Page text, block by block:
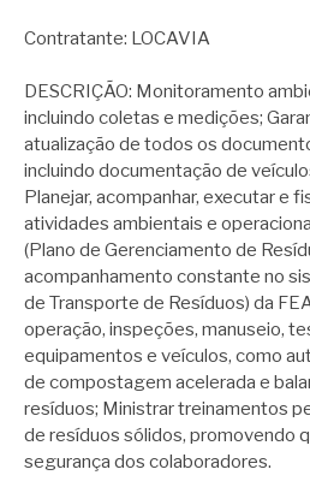
Contratante: LOCAVIA
DESCRIÇÃO: Monitoramento
incluindo coletas e medições;
atualização de todos os
incluindo documentação de
Planejar, acompanhar, executar e
atividades ambientais e
(Plano de Gerenciamento de
acompanhamento constante no
de Transporte de Resíduos) da
operação, inspeções, manuseio,
equipamentos e veículos, como
de compostagem acelerada e
resíduos; Ministrar treinamentos
de resíduos sólidos, promovendo
segurança dos colaboradores.